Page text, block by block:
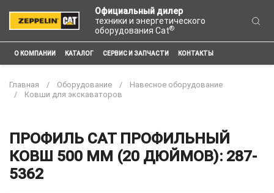
Официальный дилер
техники и энергетического
оборудования Cat®
О КОМПАНИИ КАТАЛОГ СЕРВИС И ЗАПЧАСТИ КОНТАКТЫ
Главная Оборудование
Навесное оборудование
Ковши для экскаваторов
ПРОФИЛЬ CAT ПРОФИЛЬНЫЙ
КОВШ 500 ММ (20 ДЮЙМОВ): 287-
5362